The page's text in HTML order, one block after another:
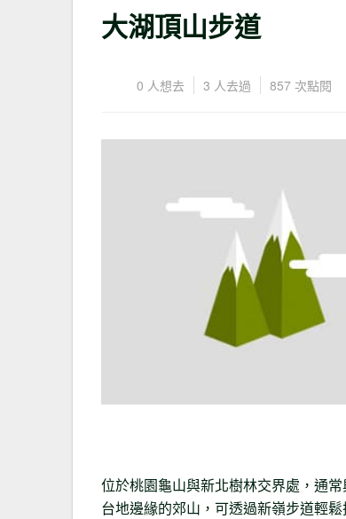
大湖頂山步道
0 人想去 3 人去過 857 次點閱
位於桃園龜山與新北樹林交界處，通
台地邊緣的郊山，可透過新嶺步道輕